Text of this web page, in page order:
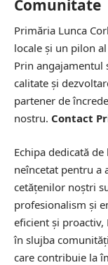
Comunitate
Primăria Lunca
locale și un pilon
Prin angajamentul
calitate și
partener de
nostru. Contact
Echipa dedicată
neîncetat pentru a
cetățenilor noștri
profesionalism și
eficient și proactiv,
în slujba
care contribuie la